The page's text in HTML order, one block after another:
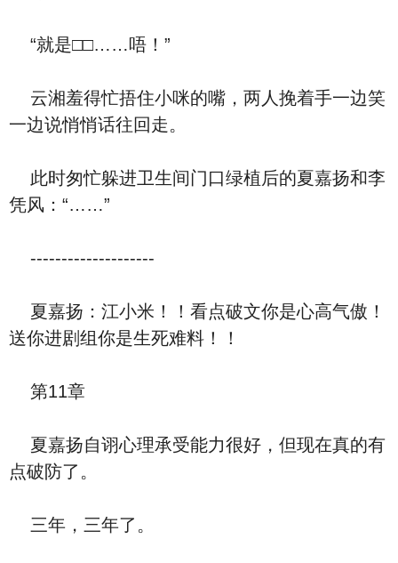
“就是□□……唔！”
云湘羞得忙捂住小咪的嘴，两人挽着手一边笑
一边说悄悄话往回走。
此时匆忙躲进卫生间门口绿植后的夏嘉扬和李
凭风：“……”
--------------------
夏嘉扬：江小米！！看点破文你是心高气傲！
送你进剧组你是生死难料！！
第11章
夏嘉扬自诩心理承受能力很好，但现在真的有
点破防了。
三年，三年了。